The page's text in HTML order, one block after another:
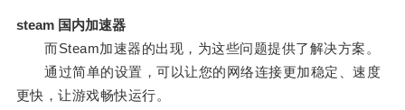
steam 国内加速器
而Steam加速器的出现，为这些问题提供了解决方案。
通过简单的设置，可以让您的网络连接更加稳定、速度
更快，让游戏畅快运行。